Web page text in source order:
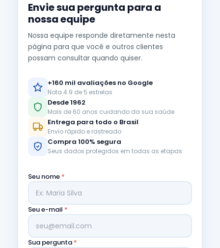
Envie sua pergunta para a
nossa equipe
Nossa equipe responde diretamente nesta
página para que você e outros clientes
possam consultar quando quiser.
+160 mil avaliações no Google
Nota 4.9 de 5 estrelas
Desde 1962
Mais de 60 anos cuidando da sua saúde
Entrega para todo o Brasil
Envio rápido e rastreado
Compra 100% segura
Seus dados protegidos em todas as etapas
Seu nome *
Seu e-mail *
Sua pergunta *